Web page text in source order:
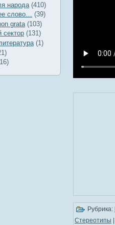
народа (410)
слово… (39)
grata (103)
сектор (131)
(1)
Рубрика:
Стереотипы